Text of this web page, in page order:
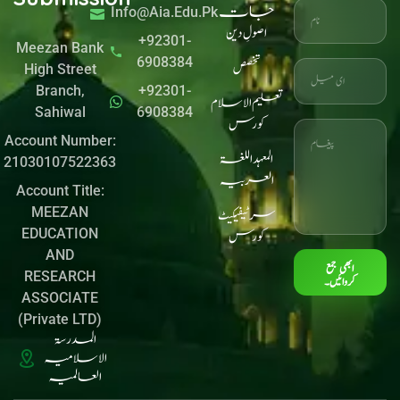
Meezan Bank
High Street
Branch,
Sahiwal
Account Number:
21030107522363
Account Title:
MEEZAN
EDUCATION
AND
RESEARCH
ASSOCIATE
(Private LTD)
المدرسۃ
الاسلامیہ
العالمیہ
Info@aia.edu.pk
+92301-
6908384
+92301-
6908384
جات
اصولِ دین
تخصص
تعلیم الاسلام
کورس
المعہد اللغۃ
العربیہ
سرٹیفیکیٹ
کورس
ابھی جمع
کروائیں۔